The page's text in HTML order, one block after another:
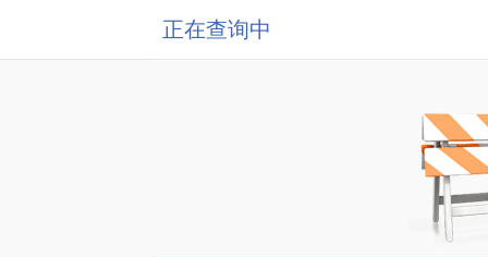
正在查询中